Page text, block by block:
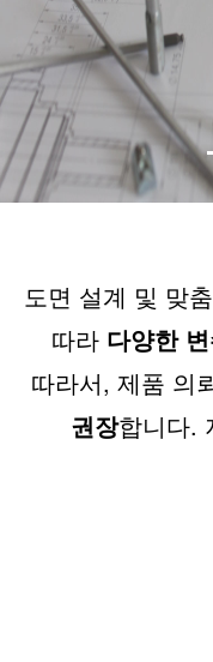
도면 설계 및 맞
따라 다양한
따라서, 제품 의
권장합니다.